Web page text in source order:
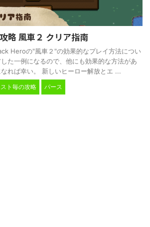
略 風車２ クリア指南
Heroの"風車２"の効果的なプレイ方法につい
た一例になるので、他にも効果的な方法があ
れば幸い。 新しいヒーロー解放とエ ...
ト毎の攻略 パース